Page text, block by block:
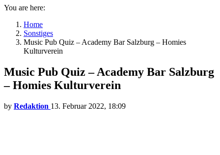
You are here:
Home
Sonstiges
Music Pub Quiz – Academy Bar Salzburg – Homies
Kulturverein
Music Pub Quiz – Academy Bar Salzburg
– Homies Kulturverein
by Redaktion 13. Februar 2022, 18:09